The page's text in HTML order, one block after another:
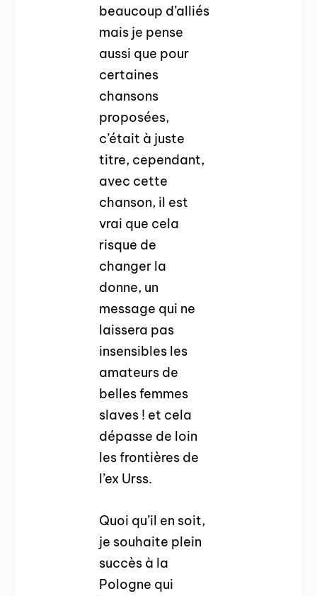
beaucoup d’alliés
mais je pense
aussi que pour
certaines
chansons
proposées,
c’était à juste
titre, cependant,
avec cette
chanson, il est
vrai que cela
risque de
changer la
donne, un
message qui ne
laissera pas
insensibles les
amateurs de
belles femmes
slaves ! et cela
dépasse de loin
les frontières de
l’ex Urss.
Quoi qu’il en soit,
je souhaite plein
succès à la
Pologne qui